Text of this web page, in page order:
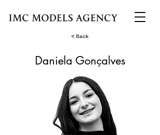
< Back
Daniela Gonçalves